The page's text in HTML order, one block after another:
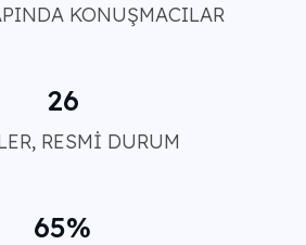
KONUŞMACILAR
26
RESMİ DURUM
65%